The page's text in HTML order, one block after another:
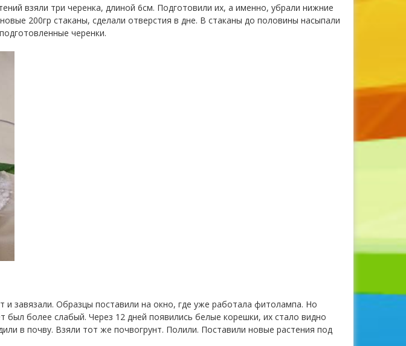
взяли три черенка, длиной 6см. Подготовили их, а именно, убрали нижние
200гр стаканы, сделали отверстия в дне. В стаканы до половины насыпали
черенки.
и завязали. Образцы поставили на окно, где уже работала фитолампа. Но
был более слабый. Через 12 дней появились белые корешки, их стало видно
в почву. Взяли тот же почвогрунт. Полили. Поставили новые растения под